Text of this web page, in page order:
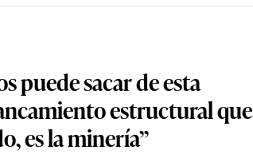
puede sacar de esta
estructural que
es la minería”